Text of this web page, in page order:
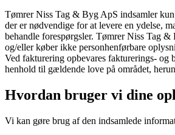
Tømrer Niss Tag & Byg ApS indsamler
der er nødvendige for at levere en ydelse,
behandle forespørgsler. Tømrer Niss Tag &
og/eller køber ikke personhenførbare
Ved fakturering opbevares fakturerings- og
henhold til gældende love på området,
Hvordan bruger vi dine
Vi kan gøre brug af den indsamlede